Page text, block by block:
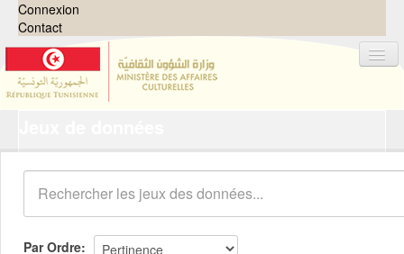
Connexion
Contact
Organisations
Groupes
Demandes 0
Par Ordre